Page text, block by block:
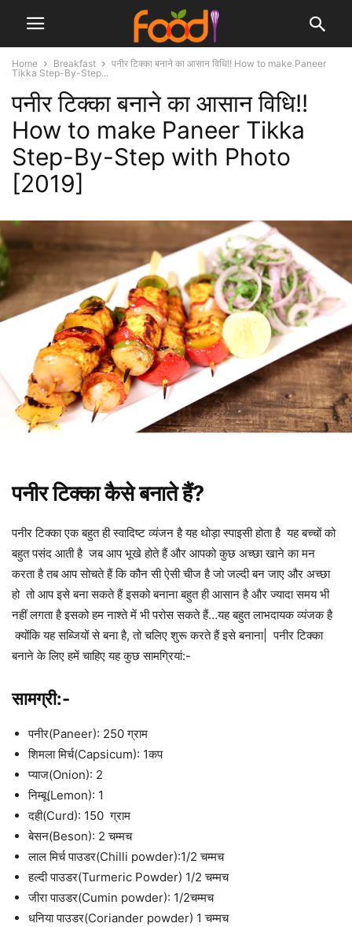
Home Breakfast
पनीर टिक्का बनाने का आसान विधि!! How to make Paneer
Tikka Step-By-Step...
पनीर टिक्का बनाने का आसान विधि!!
How to make Paneer Tikka
Step-By-Step with Photo
[2019]
पनीर टिक्का कैसे बनाते हैं?
पनीर टिक्का एक बहुत ही स्वादिष्ट व्यंजन है यह थोड़ा स्पाइसी होता है यह बच्चों को
बहुत पसंद आती है जब आप भूखे होते हैं और आपको कुछ अच्छा खाने का मन
करता है तब आप सोचते हैं कि कौन सी ऐसी चीज है जो जल्दी बन जाए और अच्छा
हो तो आप इसे बना सकते हैं इसको बनाना बहुत ही आसान है और ज्यादा समय भी
नहीं लगता है इसको हम नाश्ते में भी परोस सकते हैं…यह बहुत लाभदायक व्यंजक है
क्योंकि यह सब्जियों से बना है, तो चलिए शुरू करते हैं इसे बनाना| पनीर टिक्का
बनाने के लिए हमें चाहिए यह कुछ सामग्रियां:-
सामग्री:-
पनीर(Paneer): 250 ग्राम
शिमला मिर्च(Capsicum): 1कप
प्याज(Onion): 2
निम्बू(Lemon): 1
दही(Curd): 150 ग्राम
बेसन(Beson): 2 चम्मच
लाल मिर्च पाउडर(Chilli powder):1/2 चम्मच
हल्दी पाउडर(Turmeric Powder) 1/2 चम्मच
जीरा पाउडर(Cumin powder): 1/2चम्मच
धनिया पाउडर(Coriander powder) 1 चम्मच